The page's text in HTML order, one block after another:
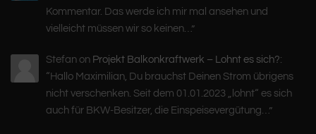
Kommentar. Das werde ich mir mal ansehen und
vielleicht müssen wir so keinen… ”
Stefan on Projekt Balkonkraftwerk – Lohnt es sich?:
“ Hallo Maximilian, Du brauchst Deinen Strom übrigens
nicht verschenken. Seit dem 01.01.2023 „lohnt“ es sich
auch für BKW-Besitzer, die Einspeisevergütung… ”